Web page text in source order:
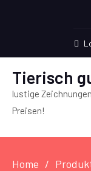
Tierisch
lustige
Preisen!
Home